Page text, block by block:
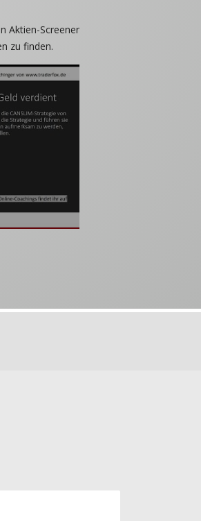
Aktien-Screener
zu finden.